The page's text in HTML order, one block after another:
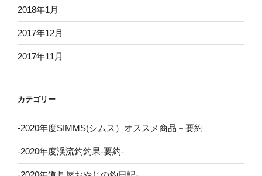
2018年1月
2017年12月
2017年11月
カテゴリー
-2020年度SIMMS(シムス）オススメ商品－要約
-2020年度渓流釣釣果-要約-